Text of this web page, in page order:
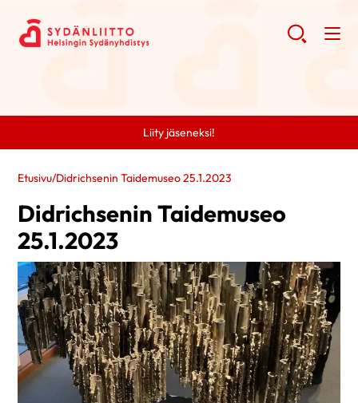
Liity jäseneksi!
Etusivu/Didrichsenin Taidemuseo 25.1.2023
Didrichsenin Taidemuseo
25.1.2023